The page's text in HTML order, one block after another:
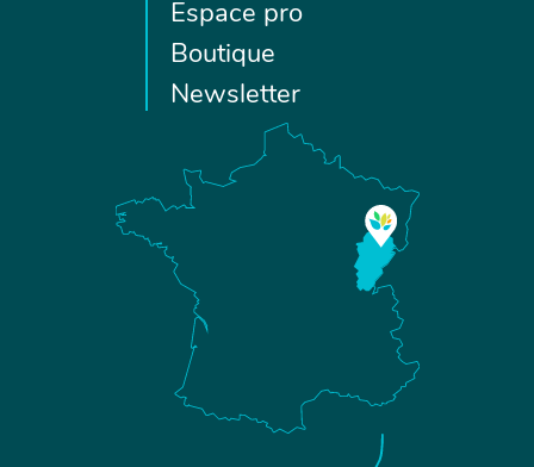
Espace pro
Boutique
Newsletter